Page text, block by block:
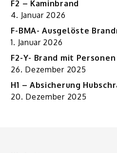
F2 – Kaminbrand
4. Januar 2026
F-BMA- Ausgelöste
1. Januar 2026
F2-Y- Brand mit
26. Dezember 2025
H1 – Absicherung
20. Dezember 2025